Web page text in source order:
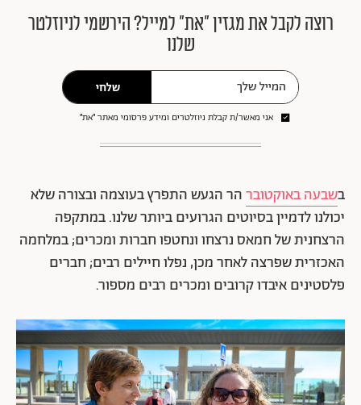
רוצה לקבל את מגזין ״את״ למייל? הירשמי לניוזלטר
שלנו
שלחי
אני מאשר/ת קבלת ניוזלטרים ומידע פרסומי מאתר ״את״
בשבעה באוקטוברהר הגעש התפרץ בעוצמה ובצורה שלא
יכולנו לדמיין בסיוטים הגרועים ביותר שלנו. במתקפה
הרצחנית של חמאס נרצחו ונחטפו חברות ומכרים; במלחמה
האכזרית שפרצה לאחר מכן, נפלו חיילים רבים; חברים
פלסטינים איבדו קרובים ומכרים רבים מספור.